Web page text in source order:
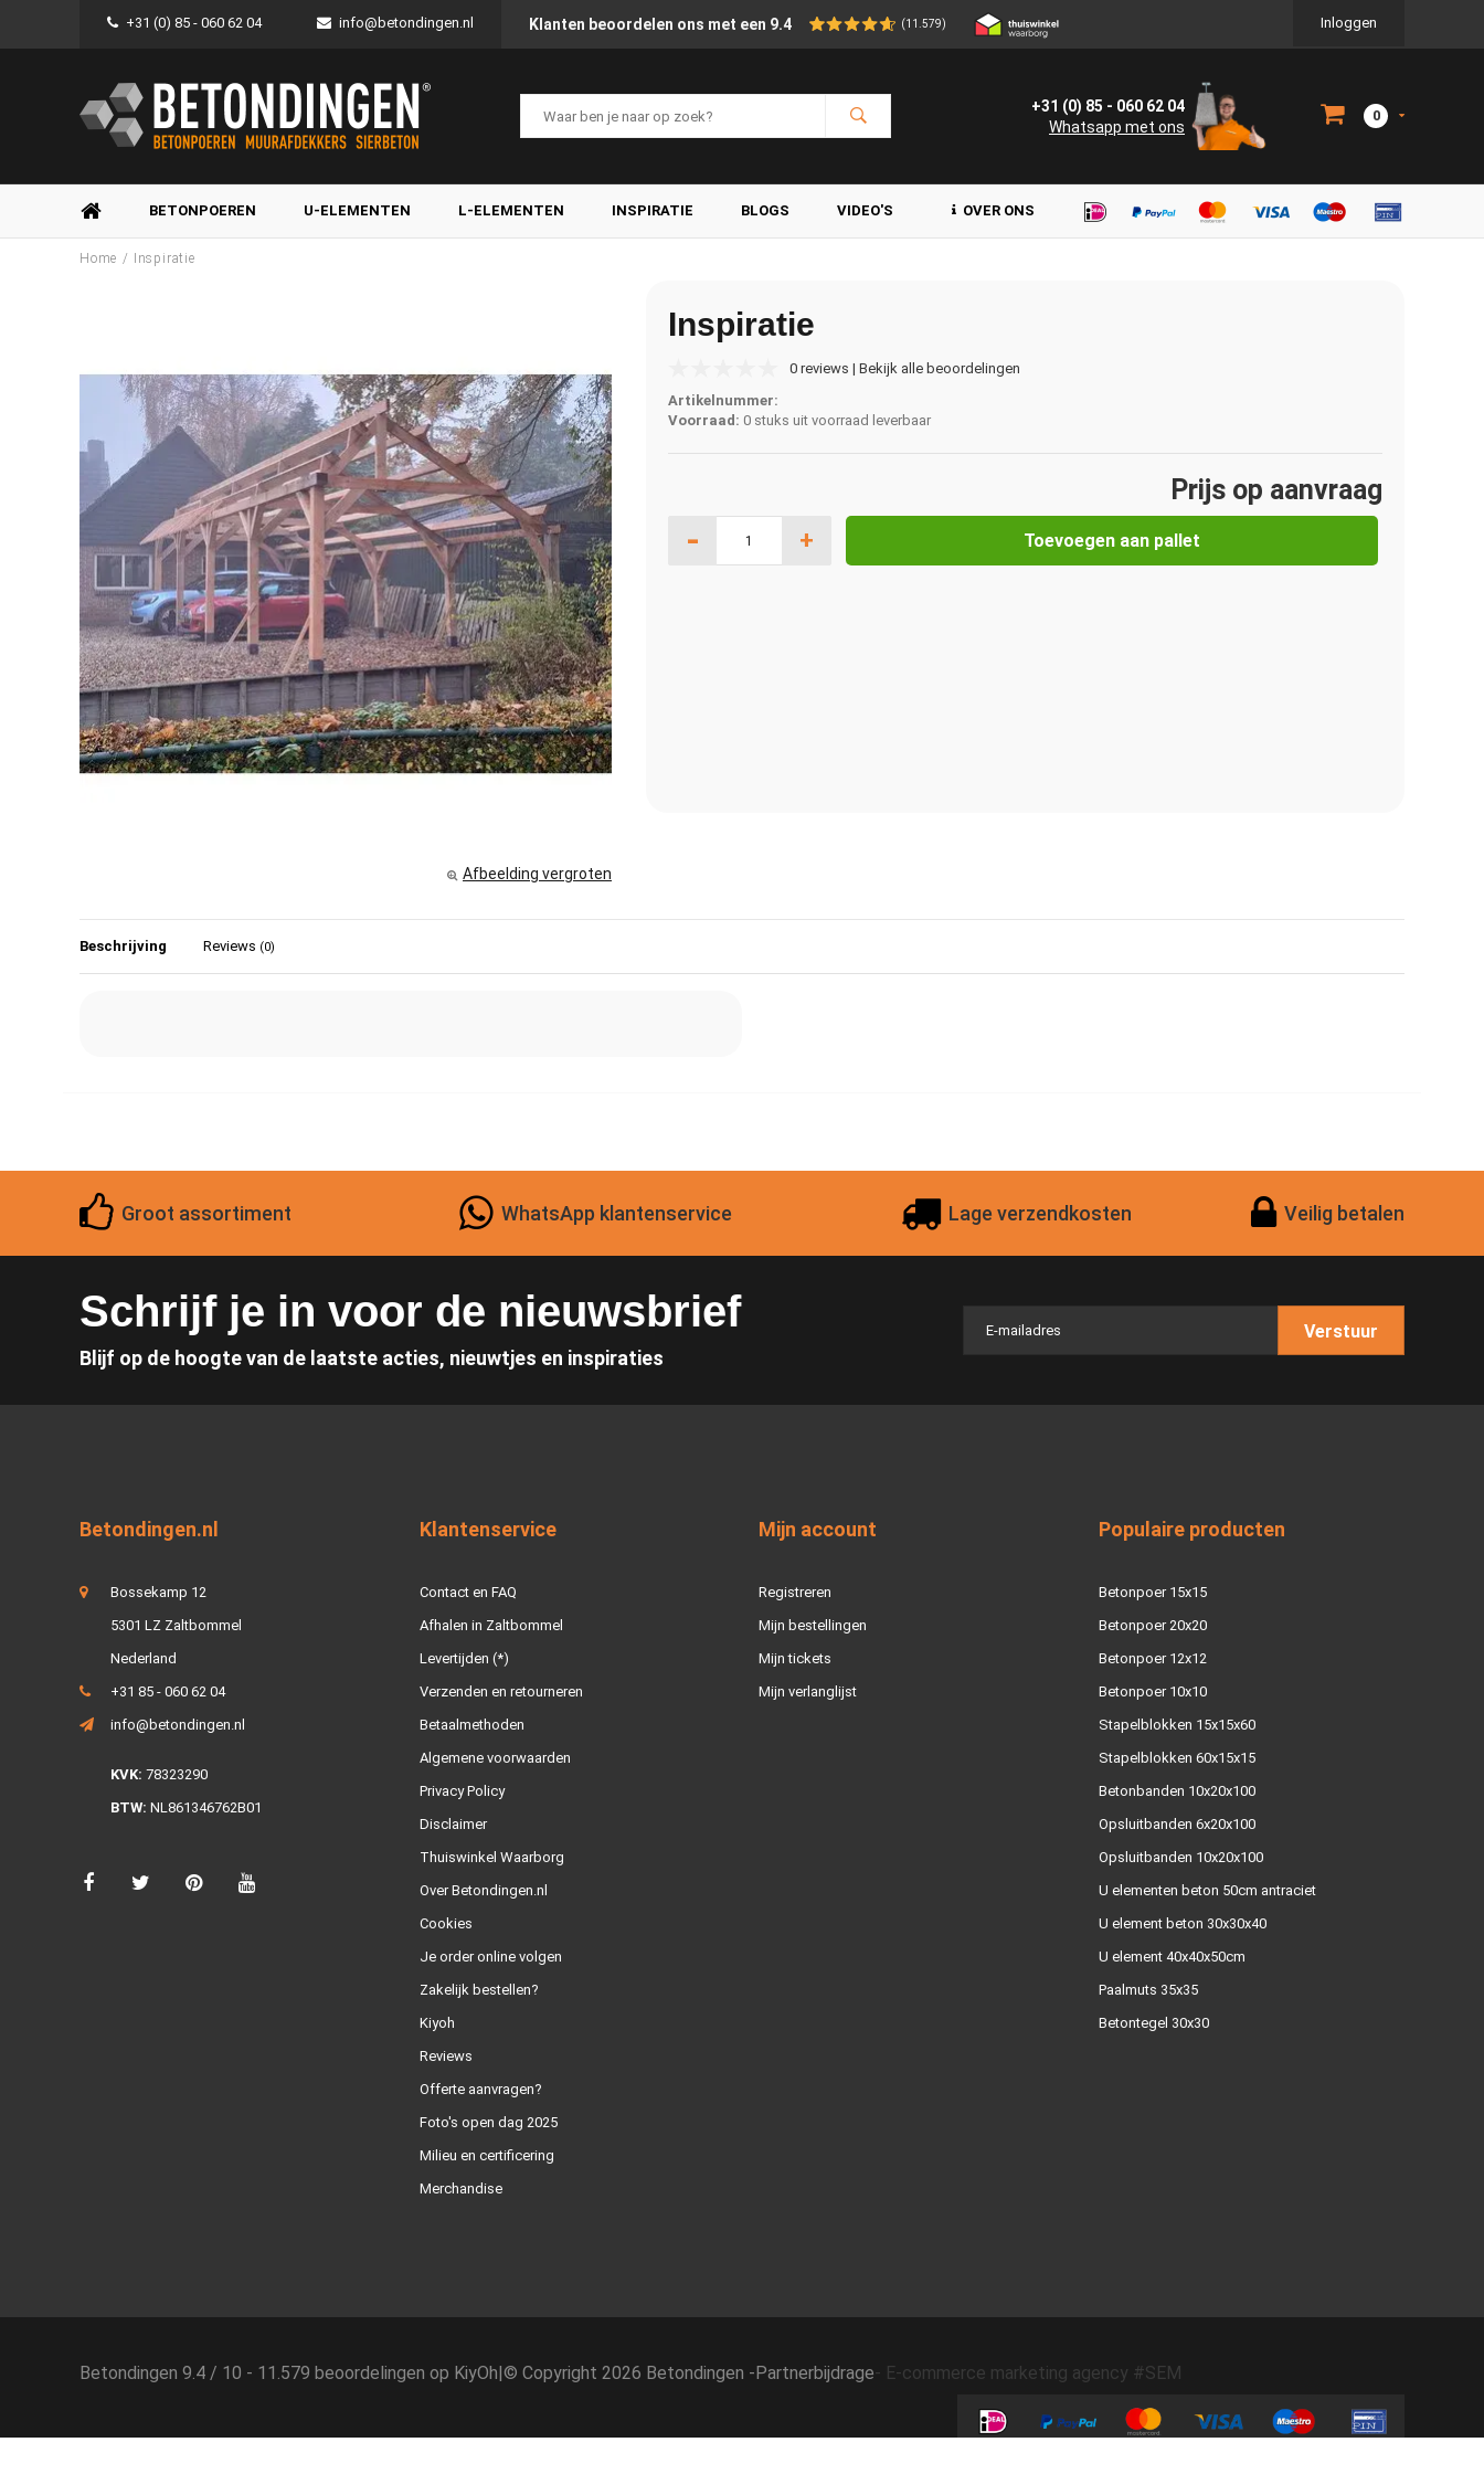
+31 (0) 85 - 060 62 04 info@betondingen.nl Klanten beoordelen ons met een 9.4 (11.579) Inloggen
+31 (0) 85 - 060 62 04
Whatsapp met ons
0
BETONPOEREN U-ELEMENTEN L-ELEMENTEN INSPIRATIE BLOGS VIDEO'S OVER ONS
Home / Inspiratie
Afbeelding vergroten
Inspiratie
0 reviews | Bekijk alle beoordelingen
Artikelnummer:
Voorraad: 0 stuks uit voorraad leverbaar
Prijs op aanvraag
- + Toevoegen aan pallet
Beschrijving Reviews (0)
Groot assortiment WhatsApp klantenservice Lage verzendkosten Veilig betalen
Schrijf je in voor de nieuwsbrief
Blijf op de hoogte van de laatste acties, nieuwtjes en inspiraties
Verstuur
Betondingen.nl
Bossekamp 12
5301 LZ Zaltbommel
Nederland
+31 85 - 060 62 04
info@betondingen.nl
KVK: 78323290
BTW: NL861346762B01
Klantenservice
Contact en FAQ
Afhalen in Zaltbommel
Levertijden (*)
Verzenden en retourneren
Betaalmethoden
Algemene voorwaarden
Privacy Policy
Disclaimer
Thuiswinkel Waarborg
Over Betondingen.nl
Cookies
Je order online volgen
Zakelijk bestellen?
Kiyoh
Reviews
Offerte aanvragen?
Foto's open dag 2025
Milieu en certificering
Merchandise
Mijn account
Registreren
Mijn bestellingen
Mijn tickets
Mijn verlanglijst
Populaire producten
Betonpoer 15x15
Betonpoer 20x20
Betonpoer 12x12
Betonpoer 10x10
Stapelblokken 15x15x60
Stapelblokken 60x15x15
Betonbanden 10x20x100
Opsluitbanden 6x20x100
Opsluitbanden 10x20x100
U elementen beton 50cm antraciet
U element beton 30x30x40
U element 40x40x50cm
Paalmuts 35x35
Betontegel 30x30
Betondingen 9.4 / 10 - 11.579 beoordelingen op KiyOh|© Copyright 2026 Betondingen -Partnerbijdrage- E-commerce marketing agency #SEM